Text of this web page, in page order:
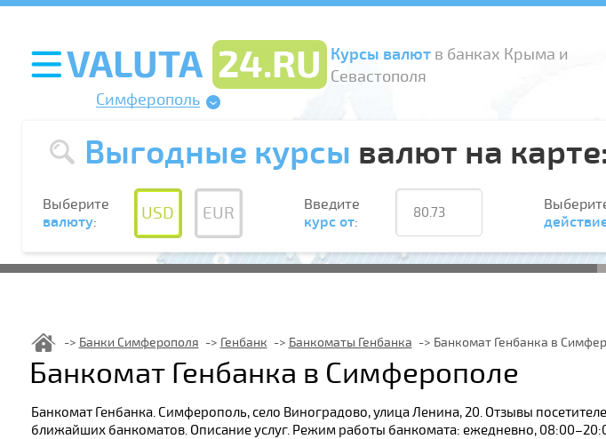
Курсы валютв банках Крыма и
Севастополя
Симферополь
Выгодные курсы валют на карте:
Выберите
валюту: USD EUR
Введите
курс от:
Банки Симферополя Генбанк Банкоматы Генбанка Банкомат Генбанка в
Банкомат Генбанка в Симферополе
Банкомат Генбанка. Симферополь, село Виноградово, улица Ленина, 20. Отзывы
ближайших банкоматов. Описание услуг. Режим работы банкомата: ежедневно,